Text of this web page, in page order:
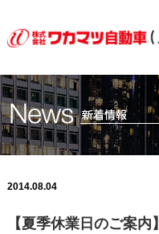
2014.08.04
【夏季休業日のご案内】